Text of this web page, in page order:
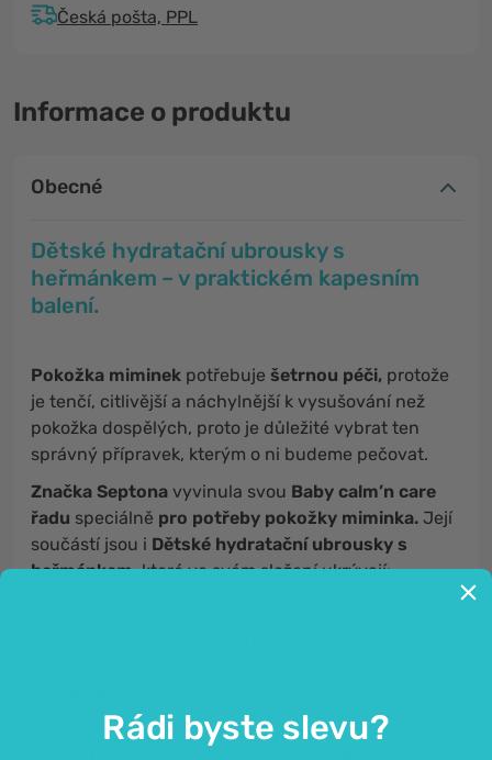
Česká pošta, PPL
Informace o produktu
Obecné
Dětské hydratační ubrousky s
heřmánkem – v praktickém kapesním
balení.
Pokožka miminek potřebuje šetrnou péči, protože
je tenčí, citlivější a náchylnější k vysušování než
pokožka dospělých, proto je důležité vybrat ten
správný přípravek, kterým o ni budeme pečovat.
Značka Septona vyvinula svou Baby calm’n care
řadu speciálně pro potřeby pokožky miminka. Její
součástí jsou i Dětské hydratační ubrousky s
heřmánkem,které ve svém složení ukrývají:
Rádi byste slevu?